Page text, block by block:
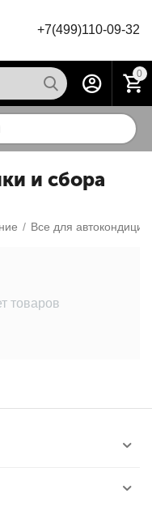
+7(499)110-09-32
0
и сбора
/ Все для
товаров